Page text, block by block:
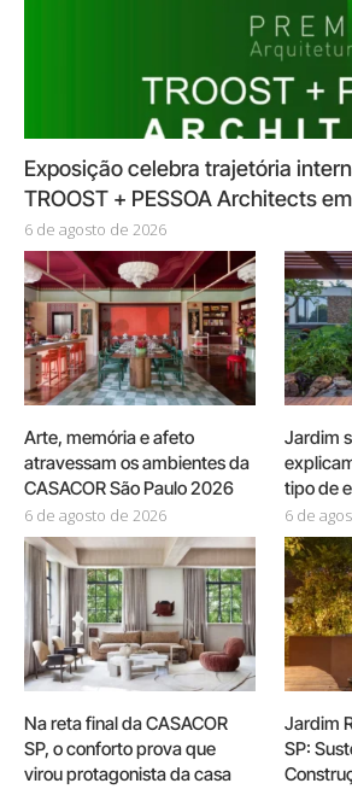
Exposição celebra trajetória
TROOST + PESSOA Architects
6 de agosto de 2026
Arte, memória e afeto
atravessam os ambientes da
CASACOR São Paulo 2026
6 de agosto de 2026
Jardim
tipo de
6 de
Na reta final da CASACOR
SP, o conforto prova que
virou protagonista da casa
Jardim
SP: